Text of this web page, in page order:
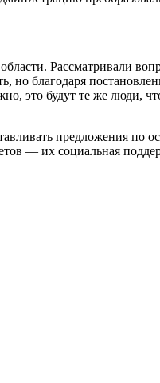
Рассматривали
но благодаря
это будут те же люди,
предложения по
— их социальная